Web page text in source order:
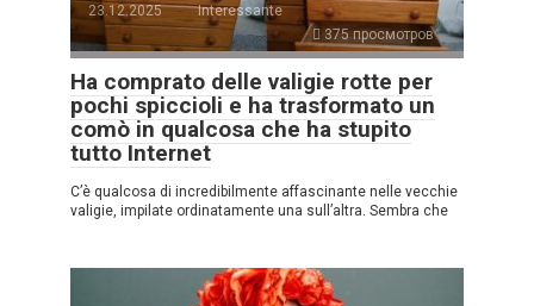
23.12.2025
Interessante
375 просмотров
Ha comprato delle valigie rotte per
pochi spiccioli e ha trasformato un
comò in qualcosa che ha stupito
tutto Internet
C’è qualcosa di incredibilmente affascinante nelle vecchie
valigie, impilate ordinatamente una sull’altra. Sembra che